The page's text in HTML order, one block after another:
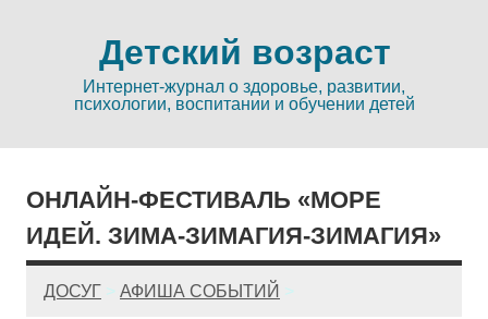
Детский возраст
Интернет-журнал о здоровье, развитии,
психологии, воспитании и обучении детей
ОНЛАЙН-ФЕСТИВАЛЬ «МОРЕ
ИДЕЙ. ЗИМА-ЗИМАГИЯ-ЗИМАГИЯ»
ДОСУГ > АФИША СОБЫТИЙ >